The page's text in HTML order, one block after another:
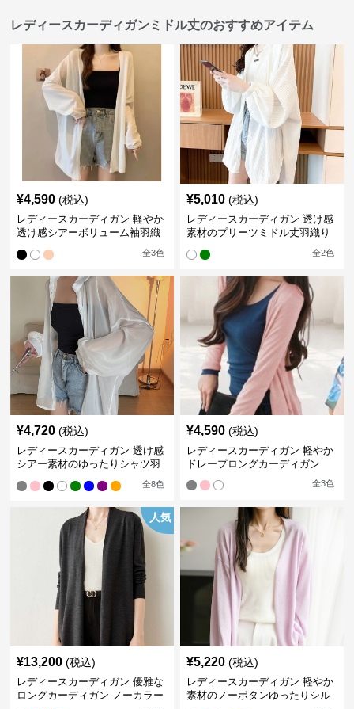
レディースカーディガンミドル丈のおすすめアイテム
¥4,590 (税込)
レディースカーディガン 軽やか
透け感シアーボリューム袖羽織
全3色
¥5,010 (税込)
レディースカーディガン 透け感
素材のプリーツミドル丈羽織り
全2色
¥4,720 (税込)
レディースカーディガン 透け感
シアー素材のゆったりシャツ羽
全8色
¥4,590 (税込)
レディースカーディガン 軽やか
ドレープロングカーディガン
全3色
人気
¥13,200 (税込)
レディースカーディガン 優雅な
ロングカーディガン ノーカラー
¥5,220 (税込)
レディースカーディガン 軽やか
素材のノーボタンゆったりシル